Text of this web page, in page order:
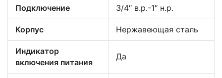
Подключение 3/4″ в.р.-1″ н.р.
Корпус Нержавеющая сталь
Индикатор
включения питания
Да